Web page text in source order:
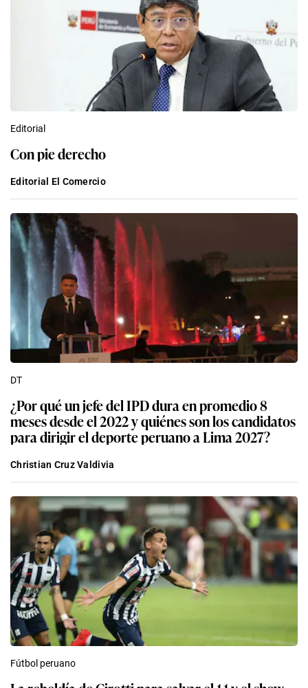
Editorial
Con pie derecho
Editorial El Comercio
DT
¿Por qué un jefe del IPD dura en promedio 8
meses desde el 2022 y quiénes son los candidatos
para dirigir el deporte peruano a Lima 2027?
Christian Cruz Valdivia
Fútbol peruano